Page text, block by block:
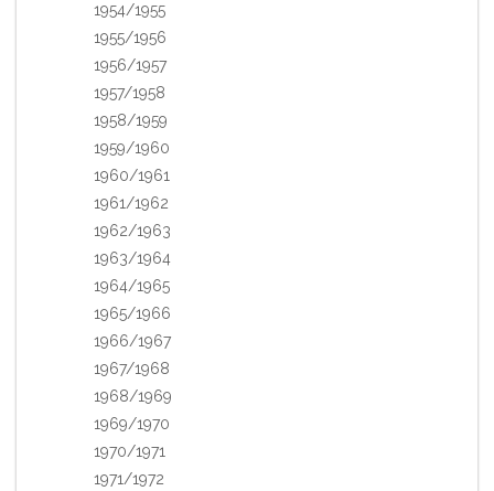
1954/1955
1955/1956
1956/1957
1957/1958
1958/1959
1959/1960
1960/1961
1961/1962
1962/1963
1963/1964
1964/1965
1965/1966
1966/1967
1967/1968
1968/1969
1969/1970
1970/1971
1971/1972